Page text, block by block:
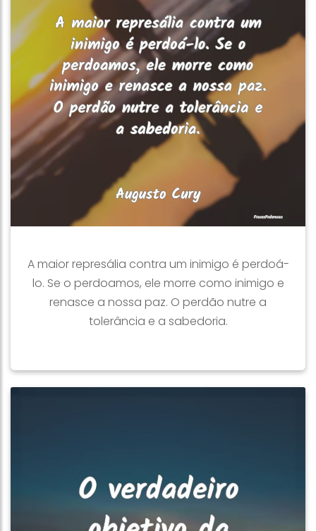
A maior represália contra um inimigo é perdoá-
lo. Se o perdoamos, ele morre como inimigo e
renasce a nossa paz. O perdão nutre a
tolerância e a sabedoria.